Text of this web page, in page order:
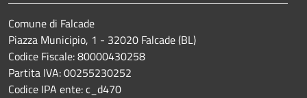
Comune di Falcade
Piazza Municipio, 1 - 32020 Falcade (BL)
Codice Fiscale: 80000430258
Partita IVA: 00255230252
Codice IPA ente: c_d470